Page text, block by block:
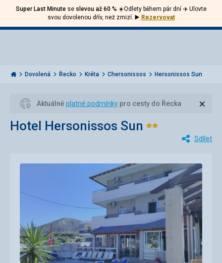
Jít
Invia.cz
Volejte
226
000
Přihlásit
se
Dovolená Řecko Kréta Chersonissos Hersonissos Sun
Aktuálně platné podmínky pro cesty do Řecka
Hotel Hersonissos Sun Hodnocení:
Sdílet
Super Last Minutese slevou až 60 % ☀️Odlety během pár dní ✈️ Ulovte
svou dovolenou dřív, než zmizí. ▶️ Rezervovat